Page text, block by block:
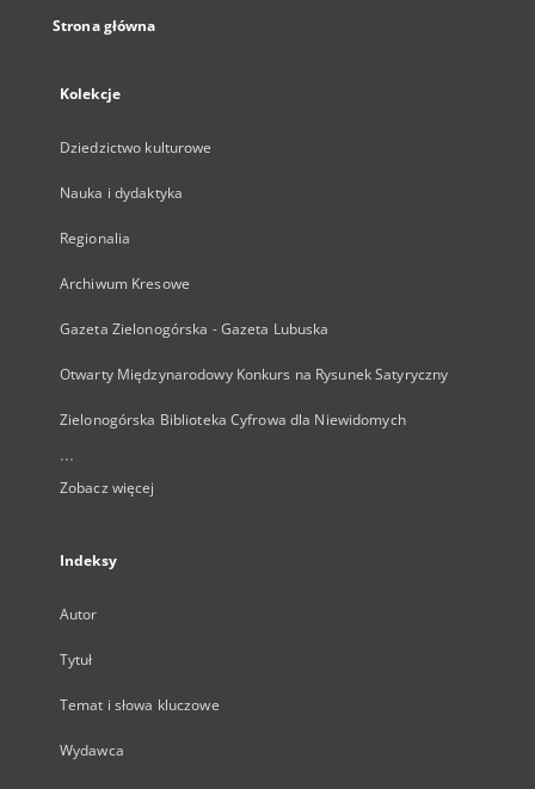
Strona główna
Kolekcje
Dziedzictwo kulturowe
Nauka i dydaktyka
Regionalia
Archiwum Kresowe
Gazeta Zielonogórska - Gazeta Lubuska
Otwarty Międzynarodowy Konkurs na Rysunek Satyryczny
Zielonogórska Biblioteka Cyfrowa dla Niewidomych
...
Zobacz więcej
Indeksy
Autor
Tytuł
Temat i słowa kluczowe
Wydawca